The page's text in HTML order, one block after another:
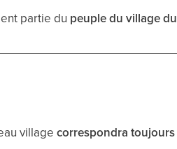
partie du peuple du village
villagecorrespondra